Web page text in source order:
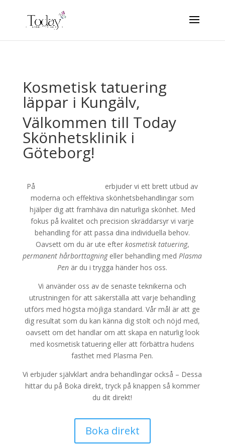
Kosmetisk tatuering
läppar i Kungälv,
Välkommen till Today
Skönhetsklinik i
Göteborg!
På
erbjuder vi ett brett utbud av
moderna och effektiva skönhetsbehandlingar som
hjälper dig att framhäva din naturliga skönhet. Med
fokus på kvalitet och precision skräddarsyr vi varje
behandling för att passa dina individuella behov.
Oavsett om du är ute efter kosmetisk tatuering,
permanent hårborttagningeller behandling medPlasma
Pen är du i trygga händer hos oss.
Vi använder oss av de senaste teknikerna och
utrustningen för att säkerställa att varje behandling
utförs med högsta möjliga standard. Vår mål är att ge
dig resultat som du kan känna dig stolt och nöjd med,
oavsett om det handlar om att skapa en naturlig look
med kosmetisk tatuering eller att förbättra hudens
fasthet med Plasma Pen.
Vi erbjuder självklart andra behandlingar också – Dessa
hittar du på Boka direkt, tryck på knappen så kommer
du dit direkt!
Boka direkt